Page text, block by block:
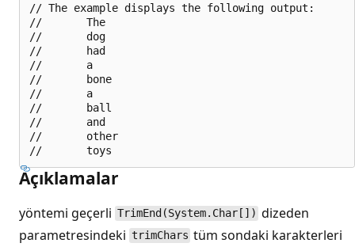
// The example displays the following output:
//       The
//       dog
//       had
//       a
//       bone
//       a
//       ball
//       and
//       other
Açıklamalar
yöntemi geçerli TrimEnd(System.Char[]) dizeden
parametresindeki trimChars tüm sondaki karakterleri